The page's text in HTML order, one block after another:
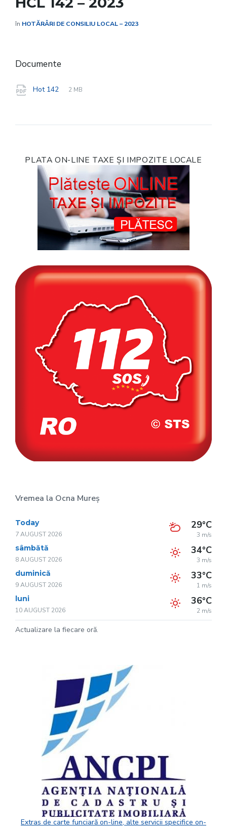
în HOTĂRÂRI DE CONSILIU LOCAL – 2023
Documente
Hot 142
File
pdf
File
2 MB
PLATA ON-LINE TAXE ȘI IMPOZITE LOCALE
Vremea la Ocna Mureș
Today
7 AUGUST 2026
29°C
3 m/s
sâmbătă
8 AUGUST 2026
34°C
3 m/s
duminică
9 AUGUST 2026
33°C
1 m/s
luni
10 AUGUST 2026
36°C
2 m/s
Actualizare la fiecare oră.
Extras de carte funciară on-line, alte servicii specifice on-